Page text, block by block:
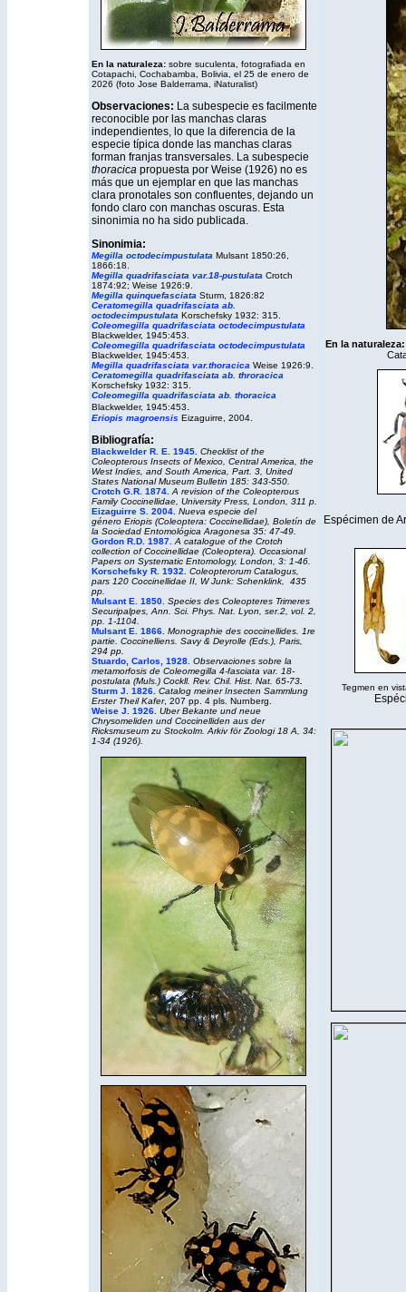
En la naturaleza:sobre suculenta, fotografiada en
Cotapachi, Cochabamba, Bolivia, el 25 de enero de
2026 (foto Jose Balderrama, iNaturalist)
Observaciones: La subespecie es facilmente
reconocible por las manchas claras
independientes, lo que la diferencia de la
especie típica donde las manchas claras
forman franjas transversales. La subespecie
thoracicapropuesta por Weise (1926) no es
más que un ejemplar en que las manchas
clara pronotales son confluentes, dejando un
fondo claro con manchas oscuras. Esta
sinonimia no ha sido publicada.
Sinonimia:
Megilla octodecimpustulata Mulsant 1850:26,
1866:18.
Megilla quadrifasciata var.18-pustulata Crotch
1874:92; Weise 1926:9.
Megilla quinquefasciata Sturm, 1826:82
Ceratomegilla quadrifasciata ab.
octodecimpustulata Korschefsky 1932: 315.
Coleomegilla quadrifasciata octodecimpustulata
Blackwelder, 1945:453.
Coleomegilla quadrifasciata octodecimpustulata
Blackwelder, 1945:453.
Megilla quadrifasciata var.thoracica Weise 1926:9.
Ceratomegilla quadrifasciata ab. throracica
Korschefsky 1932: 315.
Coleomegilla quadrifasciata ab. thoracica
Blackwelder, 1945:453.
Eriopis magroensis Eizaguirre, 2004.
Bibliografía:
Blackwelder R. E. 1945. Checklist of the
Coleopterous Insects of Mexico, Central America, the
West Indies, and South America, Part. 3, United
States National Museum Bulletin 185: 343-550.
Crotch G.R. 1874. A revision of the Coleopterous
Family Coccinellidae, University Press, London, 311 p.
Eizaguirre S. 2004. Nueva especie del
género Eriopis(Coleoptera: Coccinellidae), Boletín de
la Sociedad Entomológica Aragonesa 35: 47-49.
Gordon R.D. 1987. A catalogue of the Crotch
collection of Coccinellidae (Coleoptera). Occasional
Papers on Systematic Entomology, London, 3: 1-46.
Korschefsky R. 1932.
Coleopterorum Catalogus,
pars 120 Coccinellidae II, W Junk: Schenklink, 435
pp.
Mulsant E. 1850. Species des Coleopteres Trimeres
Securipalpes, Ann. Sci. Phys. Nat. Lyon, ser.2, vol. 2,
pp. 1-1104.
Mulsant E. 1866. Monographie des coccinellides. 1re
partie. Coccinelliens. Savy & Deyrolle (Eds.), Paris,
294 pp.
Stuardo, Carlos, 1928. Observaciones sobre la
metamorfosis de Coleomegilla 4-fasciata var. 18-
postulata (Muls.) Cockll. Rev. Chil. Hist. Nat. 65-73.
Sturm J. 1826. Catalog meiner Insecten Sammlung
Erster Theil Kafer, 207 pp. 4 pls. Nurnberg.
Weise J. 1926. Uber Bekante und neue
Chrysomeliden und Coccinelliden aus der
Ricksmuseum zu Stockolm. Arkiv för Zoologi 18 A, 34:
1-34 (1926).
En la naturaleza:
Espécimen de
Tegmen en